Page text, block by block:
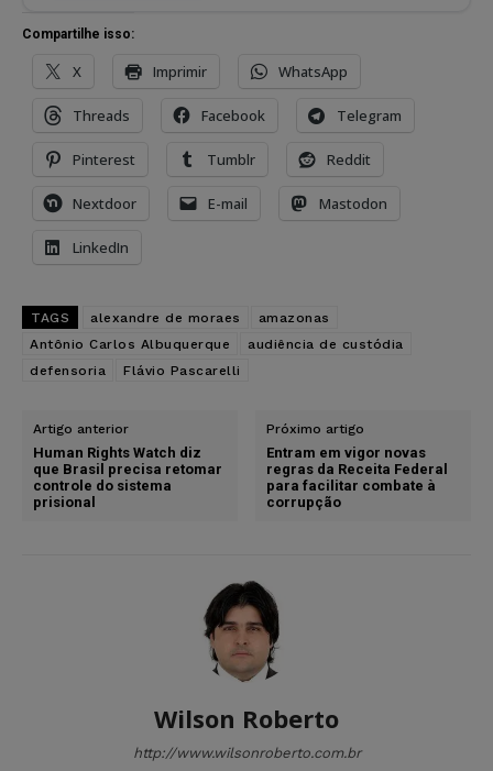
Compartilhe isso:
X Imprimir WhatsApp
Threads Facebook Telegram
Pinterest Tumblr Reddit
Nextdoor E-mail Mastodon
LinkedIn
TAGS alexandre de moraes
amazonas
Antônio Carlos Albuquerque
audiência de custódia
defensoria
Flávio Pascarelli
Artigo anterior
Human Rights Watch diz
que Brasil precisa retomar
controle do sistema
prisional
Próximo artigo
Entram em vigor novas
regras da Receita Federal
para facilitar combate à
corrupção
Wilson Roberto
http://www.wilsonroberto.com.br